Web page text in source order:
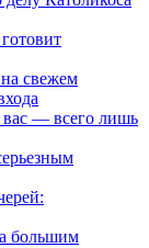
свежем
вас — всего лишь
большим